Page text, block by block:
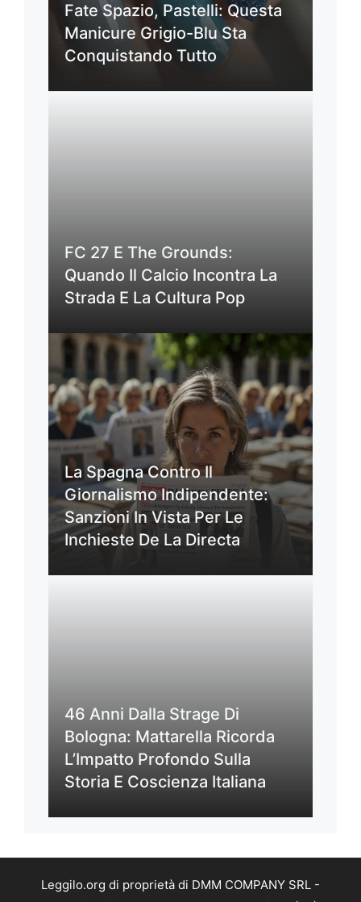
Fate Spazio, Pastelli: Questa
Manicure Grigio-Blu Sta
Conquistando Tutto
FC 27 E The Grounds:
Quando Il Calcio Incontra La
Strada E La Cultura Pop
La Spagna Contro Il
Giornalismo Indipendente:
Sanzioni In Vista Per Le
Inchieste De La Directa
46 Anni Dalla Strage Di
Bologna: Mattarella Ricorda
L’Impatto Profondo Sulla
Storia E Coscienza Italiana
Leggilo.org di proprietà di DMM COMPANY SRL -